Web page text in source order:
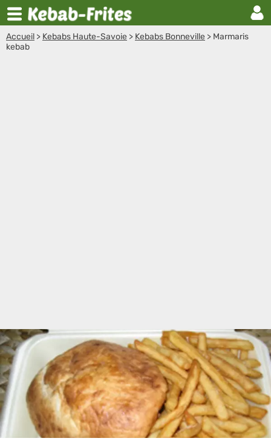
Accueil > Kebabs Haute-Savoie > Kebabs Bonneville > Marmaris
kebab